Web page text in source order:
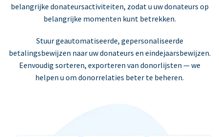
belangrijke donateursactiviteiten, zodat u uw donateurs op
belangrijke momenten kunt betrekken.
Stuur geautomatiseerde, gepersonaliseerde
betalingsbewijzen naar uw donateurs en eindejaarsbewijzen.
Eenvoudig sorteren, exporteren van donorlijsten — we
helpen u om donorrelaties beter te beheren.